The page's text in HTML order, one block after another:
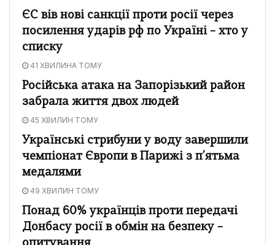
ЄС вів нові санкції проти росії через
посилення ударів рф по Україні – хто у
списку
41 ХВИЛИНА ТОМУ
Російська атака на Запорізький район
забрала життя двох людей
45 ХВИЛИН ТОМУ
Українські стрибуни у воду завершили
чемпіонат Європи в Парижі з п’ятьма
медалями
49 ХВИЛИН ТОМУ
Понад 60% українців проти передачі
Донбасу росії в обмін на безпеку –